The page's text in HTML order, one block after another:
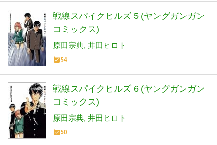
戦線スパイクヒルズ 5 (ヤングガンガン
コミックス)
原田宗典 井田ヒロト
54
戦線スパイクヒルズ 6 (ヤングガンガン
コミックス)
原田宗典 井田ヒロト
50